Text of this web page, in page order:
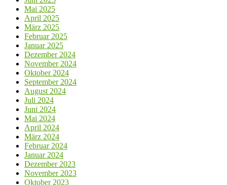
Mai 2025
April 2025
März 2025
Februar 2025
Januar 2025
Dezember 2024
November 2024
Oktober 2024
September 2024
August 2024
Juli 2024
Juni 2024
Mai 2024
April 2024
März 2024
Februar 2024
Januar 2024
Dezember 2023
November 2023
Oktober 2023